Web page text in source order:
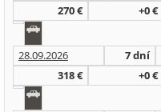
270 €
+0 €
28.09.2026 7 dní
318 €
+0 €